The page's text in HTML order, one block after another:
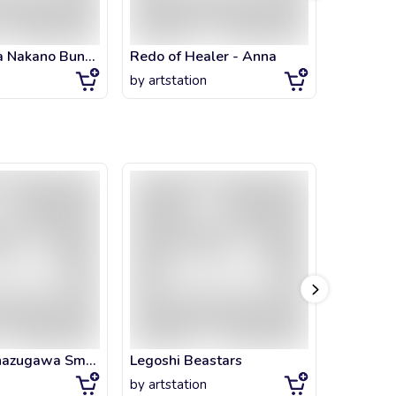
K-ON! Azusa Nakano Bunny costume Redo of Healer - Anna
by artstation
Sanemi Shinazugawa Small Legoshi Beastars
by artstation